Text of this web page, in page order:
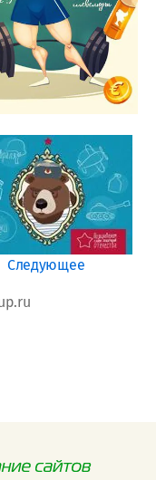
Следующее